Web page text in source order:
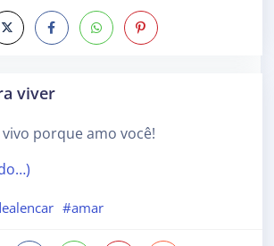
viver
porque amo você!
#amar